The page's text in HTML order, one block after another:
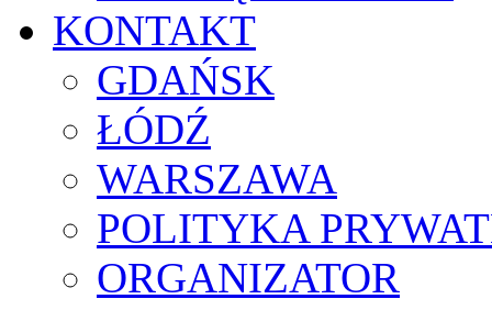
KONTAKT
GDAŃSK
ŁÓDŹ
WARSZAWA
POLITYKA
ORGANIZATOR